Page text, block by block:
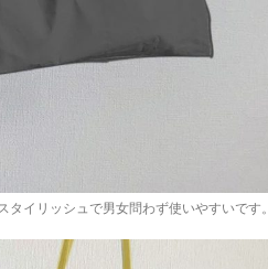
タイリッシュで男女問わず使いやすいです。